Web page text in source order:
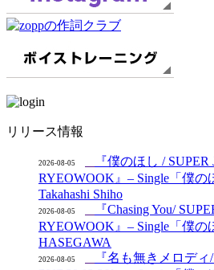
リリース情報
2026-08-05
『僕のほし /
RYEOWOOK』– Single「僕の
Takahashi Shiho
2026-08-05
『Chasing You/
RYEOWOOK』– Single「僕の
HASEGAWA
2026-08-05
『名も無きメロデ